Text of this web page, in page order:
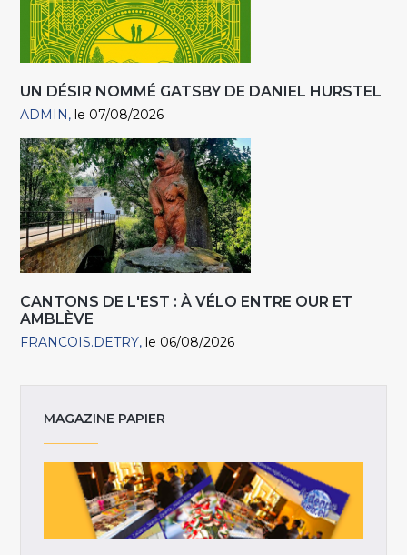
UN DÉSIR NOMMÉ GATSBY DE DANIEL HURSTEL
ADMIN le 07/08/2026
CANTONS DE L'EST : À VÉLO ENTRE OUR ET
AMBLÈVE
FRANCOIS.DETRY le 06/08/2026
MAGAZINE PAPIER